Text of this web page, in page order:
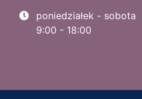
poniedziałek - sobota
9:00 - 18:00